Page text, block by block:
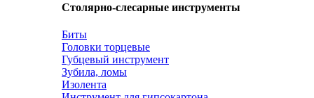
Столярно-слесарные инструменты
Биты
Головки торцевые
Губцевый инструмент
Зубила, ломы
Изолента